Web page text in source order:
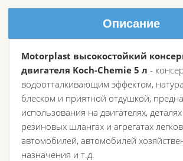
Описание
Motorplast высокостойкий
двигателя Koch-Chemie 5 л -
водоотталкивающим эффектом,
блеском и приятной отдушкой,
использования на двигателях,
резиновых шлангах и агрегатах
автомобилей, автомобилей
назначения и т.д.